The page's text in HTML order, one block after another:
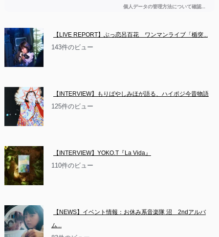
【LIVE REPORT】ぶっ恋呂百花　ワンマンライブ「楯突...
143件のビュー
【INTERVIEW】もりばやしみほが語る、ハイポジ今昔物語
125件のビュー
【INTERVIEW】YOKO.T『La Vida』
110件のビュー
【NEWS】イベント情報：お休み系音楽隊 沼　2ndアルバ
ム...